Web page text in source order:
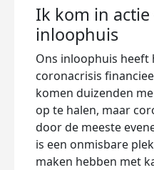
Ik kom in
inloophuis
Ons inloophuis heeft
coronacrisis
komen duizenden
op te halen, maar
door de meeste
is een onmisbare
maken hebben met